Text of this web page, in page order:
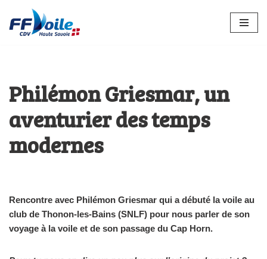
Aller
Philémon Griesmar, un
aventurier des temps
modernes
Rencontre avec Philémon Griesmar qui a débuté la voile au
club de Thonon-les-Bains (SNLF) pour nous parler de son
voyage à la voile et de son passage du Cap Horn.